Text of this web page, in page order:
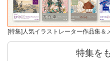
[特集]人気イラストレーター作品集＆
特集を